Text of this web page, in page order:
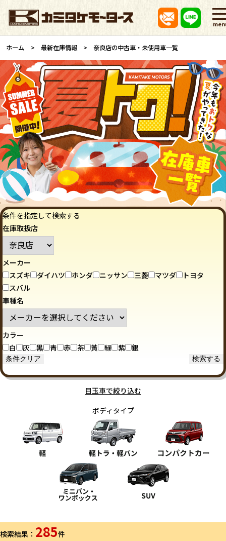
ホーム 最新在庫情報 奈良店の中古車・未使用車一覧
条件を指定して検索する
在庫取扱店
メーカー
スズキ
ダイハツ ホンダ ニッサン 三菱 マツダ
トヨタ
スバル
車種名
カラー
白
灰 黒 青 赤 茶 黃 緑 紫 銀
目玉車で絞り込む
ボディタイプ
検索結果： 285件